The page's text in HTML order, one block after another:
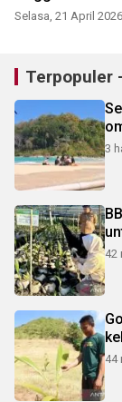
Selasa, 21 April 2026
Terpopuler
3
42
44